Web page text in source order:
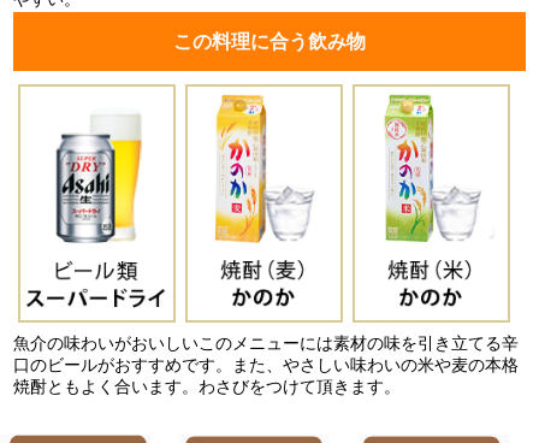
この料理に合う飲み物
魚介の味わいがおいしいこのメニューには素材の味を引き立てる辛
口のビールがおすすめです。また、やさしい味わいの米や麦の本格
焼酎ともよく合います。わさびをつけて頂きます。